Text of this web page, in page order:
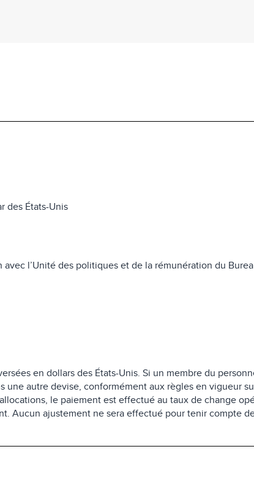
des États-Unis
l’Unité des politiques et de la rémunération du
en dollars des États-Unis. Si un membre du
une autre devise, conformément aux règles en vigueur
le paiement est effectué au taux de change
Aucun ajustement ne sera effectué pour tenir compte